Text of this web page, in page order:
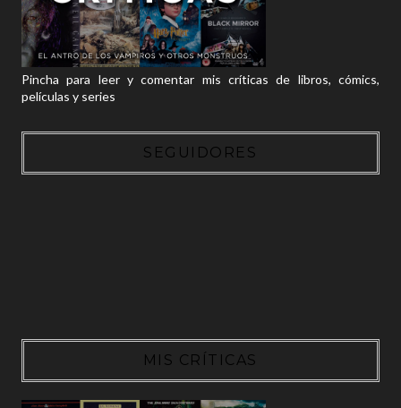
Pincha para leer y comentar mis críticas de libros, cómics,
películas y series
SEGUIDORES
MIS CRÍTICAS